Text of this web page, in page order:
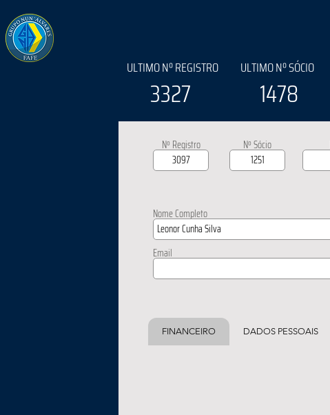
ULTIMO Nº REGISTRO
3327
ULTIMO Nº SÓCIO
1478
Nº Registro Nº Sócio
Nome Completo
Email
FINANCEIRO DADOS PESSOAIS